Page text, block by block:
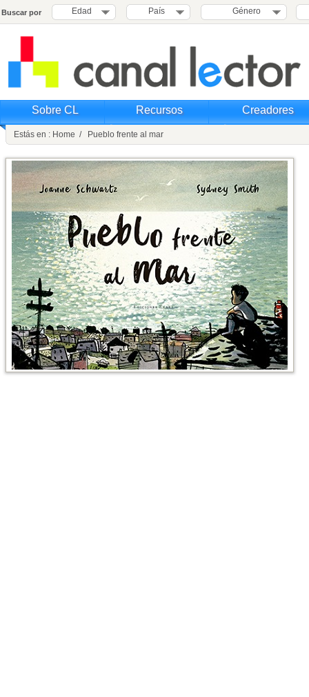
Buscar por Edad País Género
Sobre CL Recursos Creadores
Estás en : Home / Pueblo frente al mar